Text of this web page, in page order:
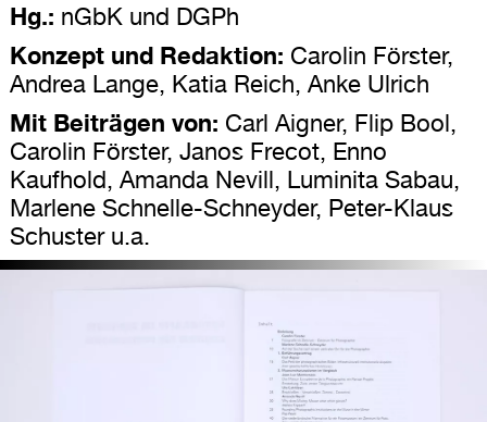
Hg.: nGbK und DGPh
Konzept und Redaktion: Carolin Förster,
Andrea Lange, Katia Reich, Anke Ulrich
Mit Beiträgen von: Carl Aigner, Flip Bool,
Carolin Förster, Janos Frecot, Enno
Kaufhold, Amanda Nevill, Luminita Sabau,
Marlene Schnelle-Schneyder, Peter-Klaus
Schuster u.a.